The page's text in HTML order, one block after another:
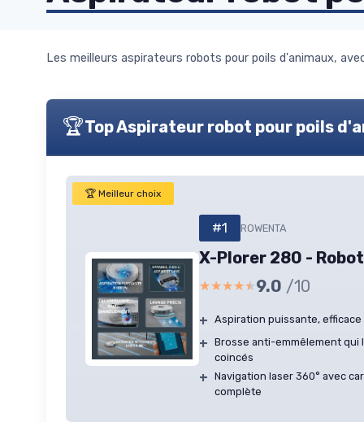
Les meilleurs aspirateurs robots pour poils d'animaux,
🏆Top Aspirateur robot pour poils
🏆 Meilleur choix
#1 ROWENTA
X-Plorer 280 -
★★★★★
★★★★★9.0 /10
+ Aspiration puissante, efficace
+ Brosse anti-emmêlement qui
coincés
+ Navigation laser 360° avec
complète